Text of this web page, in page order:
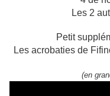
Les 2
Petit
Les acrobaties de
(en